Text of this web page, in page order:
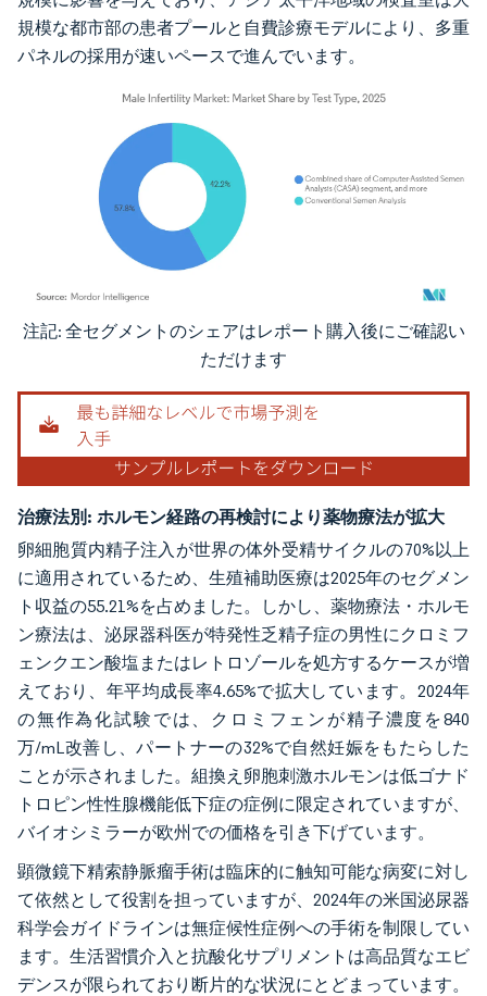
規模な都市部の患者プールと自費診療モデルにより、多重
パネルの採用が速いペースで進んでいます。
画像 © Mordor Intelligence。再利用にはCC BY 4.0の表示が必要です。
注記: 全セグメントのシェアはレポート購入後にご確認い
ただけます
治療法別: ホルモン経路の再検討により薬物療法が拡大
卵細胞質内精子注入が世界の体外受精サイクルの70%以上
に適用されているため、生殖補助医療は2025年のセグメン
ト収益の55.21%を占めました。しかし、薬物療法・ホルモ
ン療法は、泌尿器科医が特発性乏精子症の男性にクロミフ
ェンクエン酸塩またはレトロゾールを処方するケースが増
えており、年平均成長率4.65%で拡大しています。2024年
の無作為化試験では、クロミフェンが精子濃度を840
万/mL改善し、パートナーの32%で自然妊娠をもたらした
ことが示されました。組換え卵胞刺激ホルモンは低ゴナド
トロピン性性腺機能低下症の症例に限定されていますが、
バイオシミラーが欧州での価格を引き下げています。
顕微鏡下精索静脈瘤手術は臨床的に触知可能な病変に対し
て依然として役割を担っていますが、2024年の米国泌尿器
科学会ガイドラインは無症候性症例への手術を制限してい
ます。生活習慣介入と抗酸化サプリメントは高品質なエビ
デンスが限られており断片的な状況にとどまっています。